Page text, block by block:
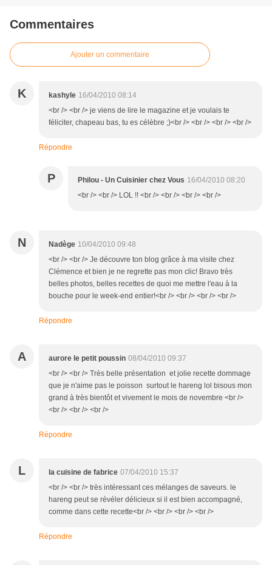
Commentaires
Ajouter un commentaire
K kashyle 16/04/2010 08:14
<br /> <br /> je viens de lire le magazine et je voulais te
féliciter, chapeau bas, tu es célèbre ;)<br /> <br /> <br /> <br />
Répondre
P Philou - Un Cuisinier chez Vous 16/04/2010 08:20
<br /> <br /> LOL !! <br /> <br /> <br /> <br />
N Nadège 10/04/2010 09:48
<br /> <br /> Je découvre ton blog grâce à ma visite chez
Clémence et bien je ne regrette pas mon clic! Bravo très
belles photos, belles recettes de quoi me mettre l'eau à la
bouche pour le week-end entier!<br /> <br /> <br /> <br />
Répondre
A aurore le petit poussin 08/04/2010 09:37
<br /> <br /> Très belle présentation et jolie recette dommage
que je n'aime pas le poisson surtout le hareng lol bisous mon
grand à très bientôt et vivement le mois de novembre <br />
<br /> <br /> <br />
Répondre
L la cuisine de fabrice 07/04/2010 15:37
<br /> <br /> très intéressant ces mélanges de saveurs. le
hareng peut se révéler délicieux si il est bien accompagné,
comme dans cette recette<br /> <br /> <br /> <br />
Répondre